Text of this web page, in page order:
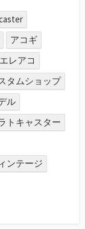
アコギ
エレアコ
タムショップ
ル
トキャスター
ンテージ